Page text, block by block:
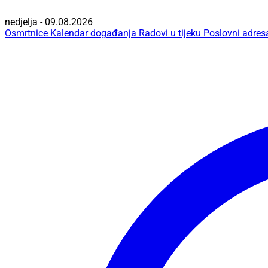
nedjelja - 09.08.2026
Osmrtnice Kalendar događanja Radovi u tijeku Poslovni